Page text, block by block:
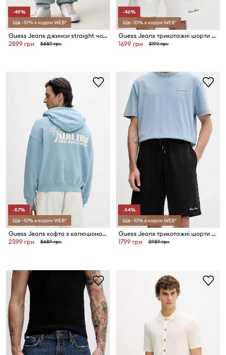
-49%
Ще -10% з кодом WEB*
Guess Jeans джинси straight чоловічі
2899 грн
5689 грн
-46%
Ще -10% з кодом WEB*
Guess Jeans трикотажні шорти чоловічі бавовняні
1699 грн
3199 грн
-57%
Ще -10% з кодом WEB*
Guess Jeans кофта з капюшоном чоловіча бавовняна
2399 грн
5689 грн
-54%
Ще -10% з кодом WEB*
Guess Jeans трикотажні шорти чоловічі бавовняні
1799 грн
3989 грн